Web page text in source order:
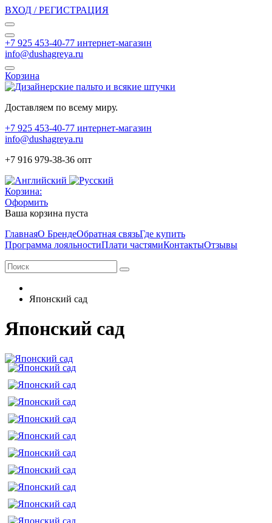
ВХОД / РЕГИСТРАЦИЯ
+7 925 453-40-77 интернет-магазин
info@dushagreya.ru
Корзина
Доставляем по всему миру.
+7 925 453-40-77 интернет-магазин
info@dushagreya.ru
+7 916 979-38-36 опт
Корзина:
Оформить
Ваша корзина пуста
ГлавнаяО БрендеОбратная связьГде купить
Программа лояльностиПлати частямиКонтактыОтзывы
Японский сад
Японский сад